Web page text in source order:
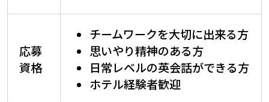
応募
資格
チームワークを大切に出来る方
思いやり精神のある方
日常レベルの英会話ができる方
ホテル経験者歓迎